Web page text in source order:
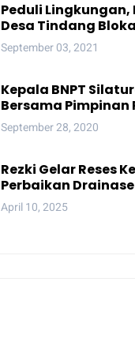
Peduli
Desa Tindang
Lokasi Tambang
September 03, 2021
Kepala BNPT
Bersama Pimpinan
Pesantren Se-Sulsel
September 28, 2020
Rezki Gelar Reses
Perbaikan Drainase
April 10, 2025